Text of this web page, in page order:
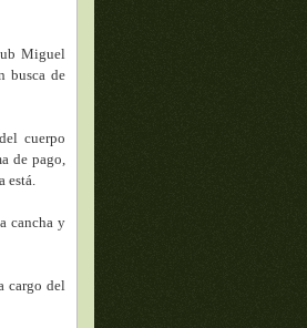
Miguel
busca de
cuerpo
de pago,
cancha y
cargo del